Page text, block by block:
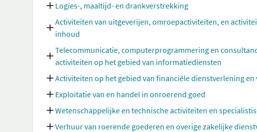
Logies-, maaltijd- en drankverstrekking
Activiteiten van uitgeverijen, omroepactiviteiten, en
inhoud
Telecommunicatie, computerprogrammering en
activiteiten op het gebied van informatiediensten
Activiteiten op het gebied van financiële dienstverlening en
Exploitatie van en handel in onroerend goed
Wetenschappelijke en technische activiteiten en
Verhuur van roerende goederen en overige zakelijke